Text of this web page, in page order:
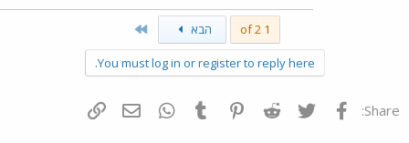
1 of 2 הבא
You must log in or register to reply here.
Share: פייסבוק Twitter
Reddit
Pinterest
Tumblr
WhatsAppדואר אלקטרוני